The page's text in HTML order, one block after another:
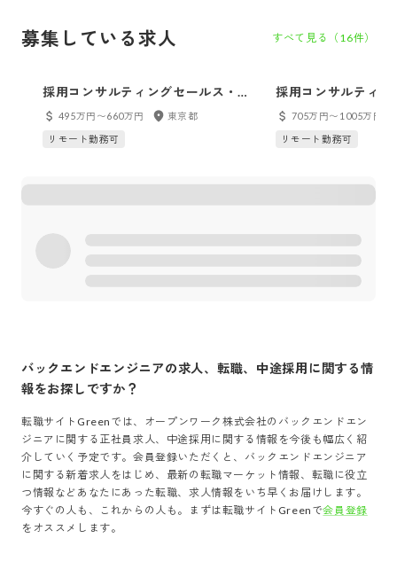
募集している求人 すべて見る（ 16件）
採用コンサルティングセールス・カ
スタマーサクセス
495万円〜660万円
東京都
リモート勤務可
採用コンサルティ
スタマーサクセス
補）
705万円〜1005万円
リモート勤務可
バックエンドエンジニアの求人、転職、中途採用に関する情
報をお探しですか？
転職サイトGreenでは、 オープンワーク株式会社の バックエンドエン
ジニア に関する正社員求人、中途採用に関する情報を今後も幅広く紹
介していく予定です。会員登録いただくと、 バックエンドエンジニア
に関する新着求人をはじめ、最新の転職マーケット情報、転職に役立
つ情報などあなたにあった転職、求人情報をいち早くお届けします。
今すぐの人も、これからの人も。まずは転職サイトGreenで会員登録
をオススメします。